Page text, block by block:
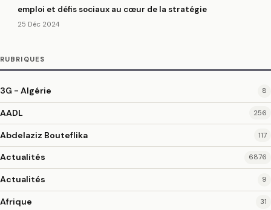
emploi et défis sociaux au cœur de la stratégie
25 Déc 2024
RUBRIQUES
3G - Algérie 8
AADL 256
Abdelaziz Bouteflika 117
Actualités 6876
Actualités 9
Afrique 31